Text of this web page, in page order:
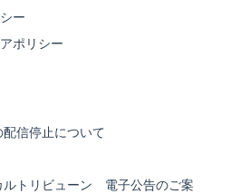
ー
ポリシー
配信停止について
ルトリビューン 電子公告のご案